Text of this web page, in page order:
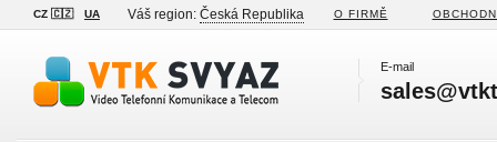
CZ 🇨🇿 UA Váš region: Česká Republika O FIRMĚ
E-mail